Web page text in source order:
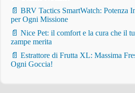
📄 BRV Tactics SmartWatch: Potenza
per Ogni Missione
📄 Nice Pet: il comfort e la cura che il
zampe merita
📄 Estrattore di Frutta XL: Massima
Ogni Goccia!